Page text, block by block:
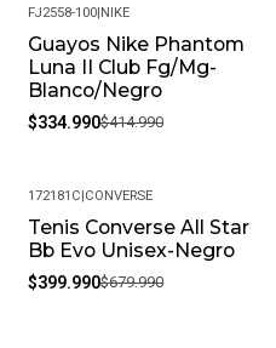
-19%
FJ2558-100| NIKE
Guayos Nike Phantom
Luna II Club Fg/Mg-
Blanco/Negro
$334.990$414.990
-41%
172181C CONVERSE
Tenis Converse All Star
Bb Evo Unisex-Negro
$399.990$679.990